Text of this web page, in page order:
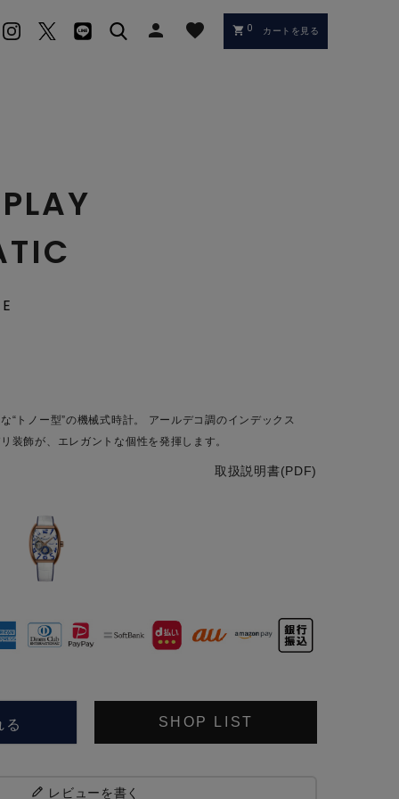
person favorite shopping_cart 0 カートを見る
“トノー型”の機械式時計。 アールデコ調のインデックス
装飾が、エレガントな個性を発揮します。
取扱説明書(PDF)
SHOP LIST
レビューを書く